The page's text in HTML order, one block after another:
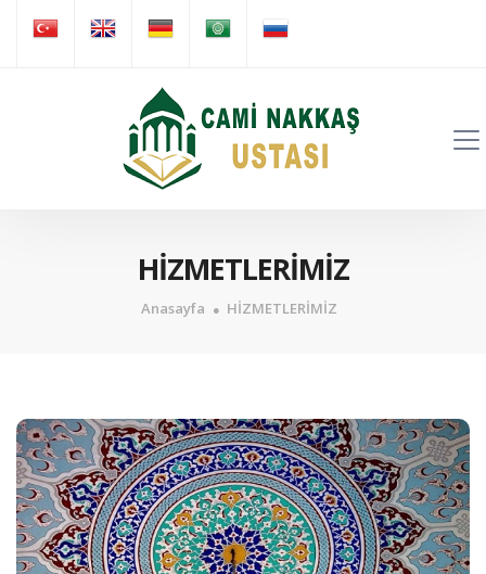
HİZMETLERİMİZ
Anasayfa HİZMETLERİMİZ